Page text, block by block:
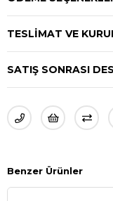
TESLIMAT VE
SATIŞ SONRASI
Benzer Ürünler